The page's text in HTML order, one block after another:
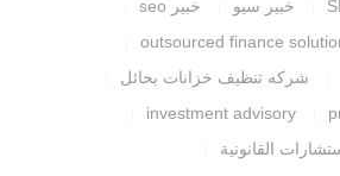
خبير سيو
خبير seo
outsourced finance
شركه تنظيف خزانات بحائل
investment advisory
القانونية